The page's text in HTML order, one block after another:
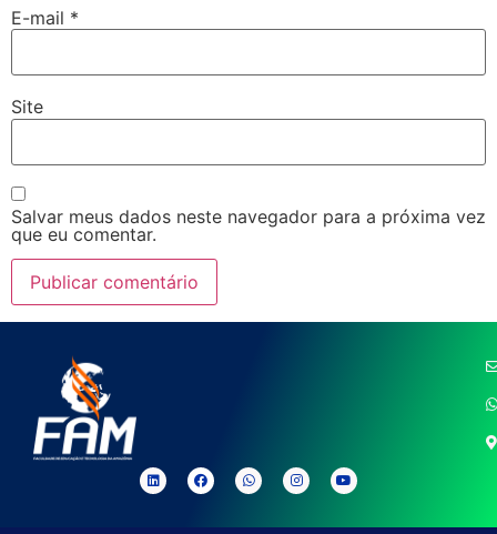
E-mail *
Site
Salvar meus dados neste navegador para a próxima vez
que eu comentar.